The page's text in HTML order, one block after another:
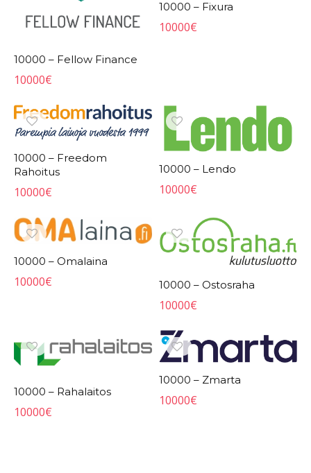
10000 – Fellow Finance
10000€
10000 – Fixura
10000€
10000 – Freedom
Rahoitus
10000€
10000 – Lendo
10000€
10000 – Omalaina
10000€ 10000 – Ostosraha
10000€
10000 – Rahalaitos
10000€
10000 – Zmarta
10000€